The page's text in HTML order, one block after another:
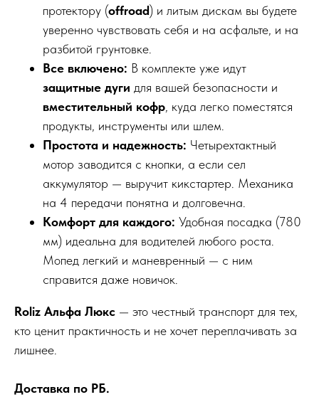
протектору (offroad) и литым дискам вы будете
уверенно чувствовать себя и на асфальте, и на
разбитой грунтовке.
Все включено: В комплекте уже идут
защитные дуги для вашей безопасности и
вместительный кофр, куда легко поместятся
продукты, инструменты или шлем.
Простота и надежность: Четырехтактный
мотор заводится с кнопки, а если сел
аккумулятор — выручит кикстартер. Механика
на 4 передачи понятна и долговечна.
Комфорт для каждого: Удобная посадка (780
мм) идеальна для водителей любого роста.
Мопед легкий и маневренный — с ним
справится даже новичок.
Roliz Альфа Люкс — это честный транспорт для тех,
кто ценит практичность и не хочет переплачивать за
лишнее.
Доставка по РБ.